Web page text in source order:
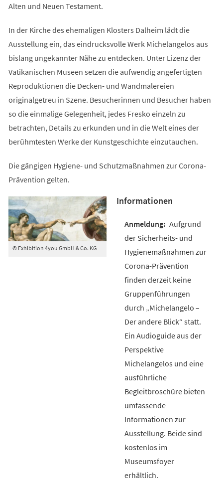
Alten und Neuen Testament.
In der Kirche des ehemaligen Klosters Dalheim lädt die
Ausstellung ein, das eindrucksvolle Werk Michelangelos aus
bislang ungekannter Nähe zu entdecken. Unter Lizenz der
Vatikanischen Museen setzen die aufwendig angefertigten
Reproduktionen die Decken- und Wandmalereien
originalgetreu in Szene. Besucherinnen und Besucher haben
so die einmalige Gelegenheit, jedes Fresko einzeln zu
betrachten, Details zu erkunden und in die Welt eines der
berühmtesten Werke der Kunstgeschichte einzutauchen.
Die gängigen Hygiene- und Schutzmaßnahmen zur Corona-
Prävention gelten.
© Exhibition 4you GmbH & Co. KG
Informationen
Aufgrund
der Sicherheits- und
Hygienemaßnahmen zur
Corona-Prävention
finden derzeit keine
Gruppenführungen
durch „Michelangelo –
Der andere Blick“ statt.
Ein Audioguide aus der
Perspektive
Michelangelos und eine
ausführliche
Begleitbroschüre bieten
umfassende
Informationen zur
Ausstellung. Beide sind
kostenlos im
Museumsfoyer
erhältlich.